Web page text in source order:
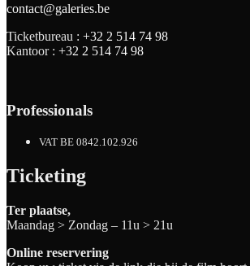
contact@galeries.be
Ticketbureau : +32 2 514 74 98
Kantoor : +32 2 514 74 98
Professionals
VAT BE 0842.102.926
Ticketing
Ter plaatse,
Maandag > Zondag – 11u > 21u
Online reservering